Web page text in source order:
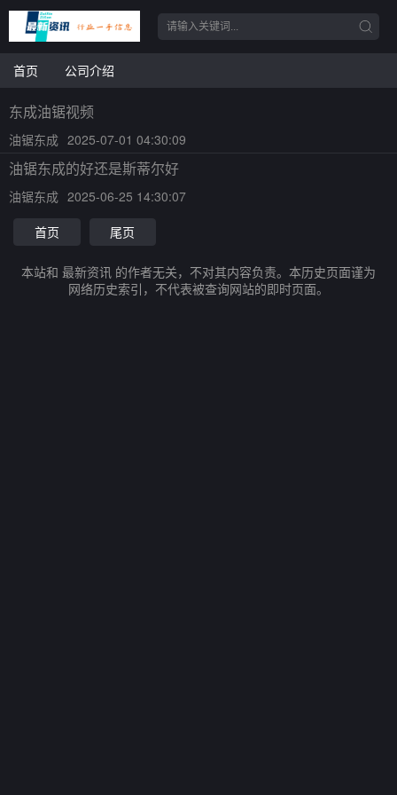
首页 公司介绍
东成油锯视频
油锯东成 2025-07-01 04:30:09
油锯东成的好还是斯蒂尔好
油锯东成 2025-06-25 14:30:07
首页
尾页
本站和 最新资讯 的作者无关，不对其内容负责。本历史页面谨为
网络历史索引，不代表被查询网站的即时页面。